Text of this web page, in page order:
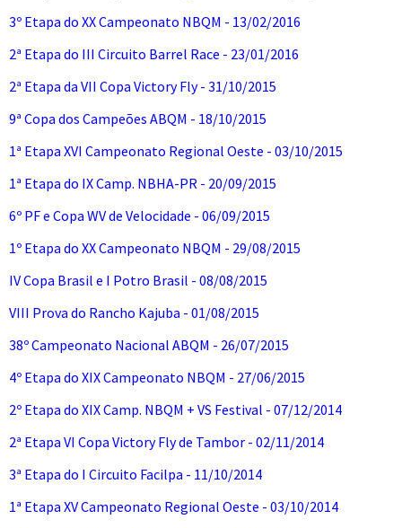
3º Etapa do XX Campeonato NBQM - 13/02/2016
2ª Etapa do III Circuito Barrel Race - 23/01/2016
2ª Etapa da VII Copa Victory Fly - 31/10/2015
9ª Copa dos Campeões ABQM - 18/10/2015
1ª Etapa XVI Campeonato Regional Oeste - 03/10/2015
1ª Etapa do IX Camp. NBHA-PR - 20/09/2015
6º PF e Copa WV de Velocidade - 06/09/2015
1º Etapa do XX Campeonato NBQM - 29/08/2015
IV Copa Brasil e I Potro Brasil - 08/08/2015
VIII Prova do Rancho Kajuba - 01/08/2015
38º Campeonato Nacional ABQM - 26/07/2015
4º Etapa do XIX Campeonato NBQM - 27/06/2015
2º Etapa do XIX Camp. NBQM + VS Festival - 07/12/2014
2ª Etapa VI Copa Victory Fly de Tambor - 02/11/2014
3ª Etapa do I Circuito Facilpa - 11/10/2014
1ª Etapa XV Campeonato Regional Oeste - 03/10/2014